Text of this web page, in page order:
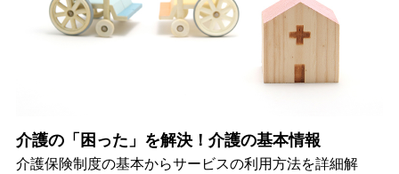
介護の「困った」を解決！介護の基本情報
介護保険制度の基本からサービスの利用方法を詳細解